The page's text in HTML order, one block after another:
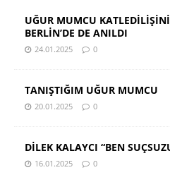
UĞUR MUMCU
BERLİN’DE DE ANILDI
24.01.2025 0
TANIŞTIĞIM UĞUR MUMCU
20.01.2025 0
DİLEK KALAYCI “BEN
16.01.2025 0